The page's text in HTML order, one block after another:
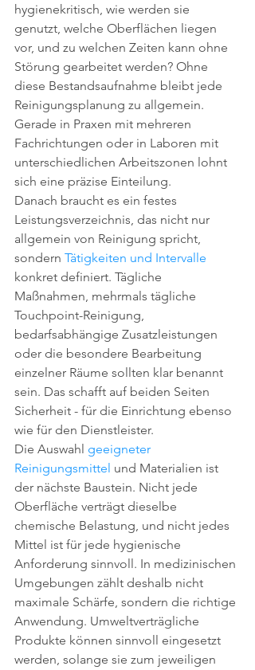
hygienekritisch, wie werden sie
genutzt, welche Oberflächen liegen
vor, und zu welchen Zeiten kann ohne
Störung gearbeitet werden? Ohne
diese Bestandsaufnahme bleibt jede
Reinigungsplanung zu allgemein.
Gerade in Praxen mit mehreren
Fachrichtungen oder in Laboren mit
unterschiedlichen Arbeitszonen lohnt
sich eine präzise Einteilung.
Danach braucht es ein festes
Leistungsverzeichnis, das nicht nur
allgemein von Reinigung spricht,
sondern Tätigkeiten und Intervalle
konkret definiert. Tägliche
Maßnahmen, mehrmals tägliche
Touchpoint-Reinigung,
bedarfsabhängige Zusatzleistungen
oder die besondere Bearbeitung
einzelner Räume sollten klar benannt
sein. Das schafft auf beiden Seiten
Sicherheit - für die Einrichtung ebenso
wie für den Dienstleister.
Die Auswahl geeigneter
Reinigungsmittel und Materialien ist
der nächste Baustein. Nicht jede
Oberfläche verträgt dieselbe
chemische Belastung, und nicht jedes
Mittel ist für jede hygienische
Anforderung sinnvoll. In medizinischen
Umgebungen zählt deshalb nicht
maximale Schärfe, sondern die richtige
Anwendung. Umweltverträgliche
Produkte können sinnvoll eingesetzt
werden, solange sie zum jeweiligen